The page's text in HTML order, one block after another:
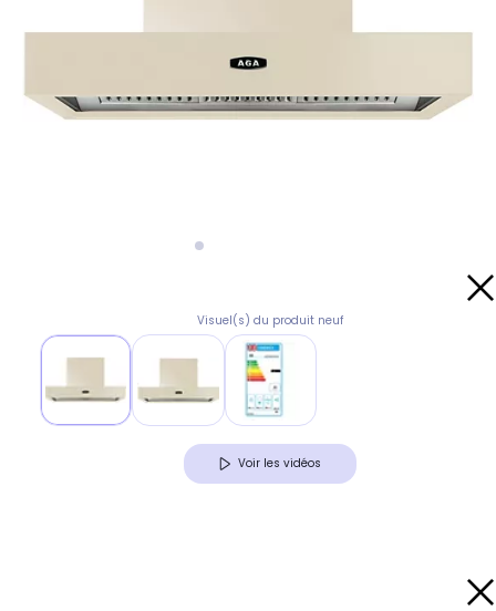
Visuel(s) du produit neuf
Voir les vidéos